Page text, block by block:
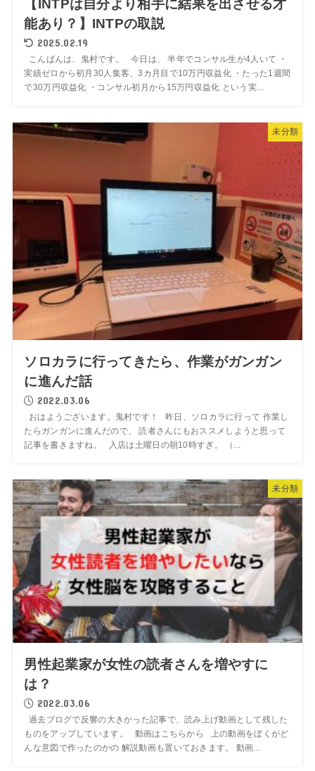
【INTPは自分より相手に結果を出させる才
能あり？】INTPの取説
2025.02.19
こんばんは、鬼村です。 今日は、 半年でコンサル生が4人いて ・
実績ゼロから初月30人集客、3カ月目で10万円収益化 ・たった1週間
で30万円収益化 ・コンサル初月から15万円収益化 という実...
未分類
ソロカラに行ってきたら、作業がガンガン
に進んだ話
2022.03.06
おはようございます。鬼村です！ 昨日、ソロカラに行って 作業し
たらガンガンに進んだので、 読者さんにもおススメしようと思って
記事を書きますね。 入店は土曜日の朝10時すぎ。 （...
未分類
男性起業家が女性の読者さんを増やすに
は？
2022.03.06
過去ブログで反響の大きかった記事で、読み上げ動画として残した
ものをアップしています。 動画はこちらから 上の動画をぼくがど
んな意図で作ったのかの 解説動画も置いておきます。 動画...